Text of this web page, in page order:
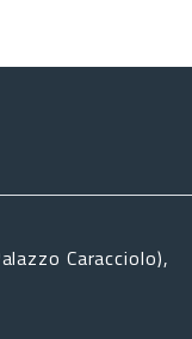
Caracciolo),